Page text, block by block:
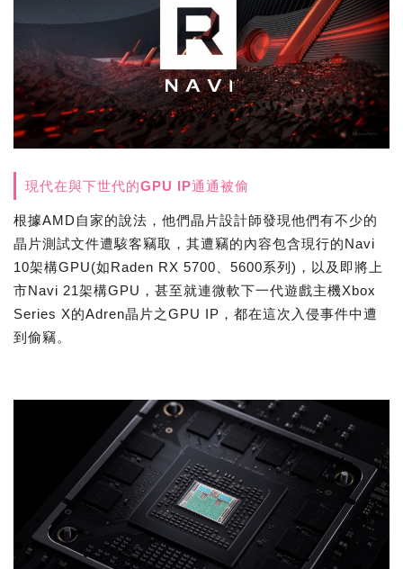
現代在與下世代的GPU IP通通被偷
根據AMD自家的說法，他們晶片設計師發現他們有不少的
晶片測試文件遭駭客竊取，其遭竊的內容包含現行的Navi
10架構GPU(如Raden RX 5700、5600系列)，以及即將上
市Navi 21架構GPU，甚至就連微軟下一代遊戲主機Xbox
Series X的Adren晶片之GPU IP，都在這次入侵事件中遭
到偷竊。